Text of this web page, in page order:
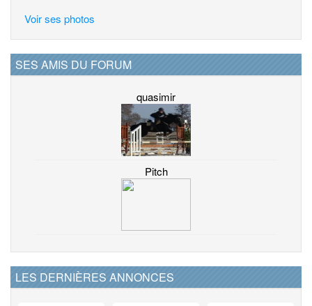
Voir ses photos
SES AMIS DU FORUM
quasimir
Pitch
LES DERNIÈRES ANNONCES